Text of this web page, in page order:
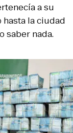
a su
la ciudad
saber nada.